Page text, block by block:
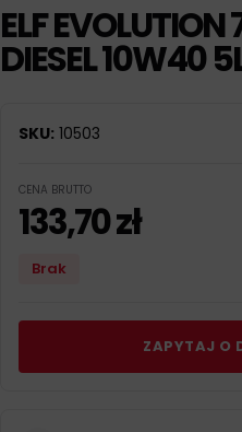
ELF
DIESEL 10W40
SKU: 10503
CENA BRUTTO
133,70zł
Brak
ZAPYTAJ O